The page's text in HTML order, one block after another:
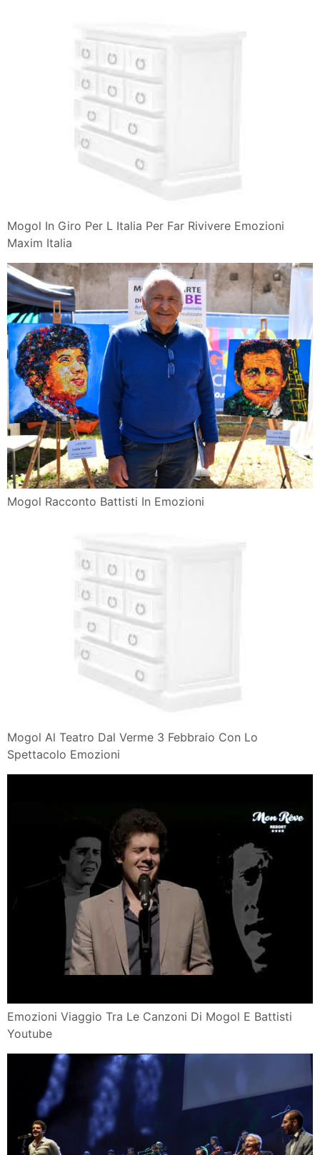
Mogol In Giro Per L Italia Per Far Rivivere Emozioni
Maxim Italia
Mogol Racconto Battisti In Emozioni
Mogol Al Teatro Dal Verme 3 Febbraio Con Lo
Spettacolo Emozioni
Emozioni Viaggio Tra Le Canzoni Di Mogol E Battisti
Youtube